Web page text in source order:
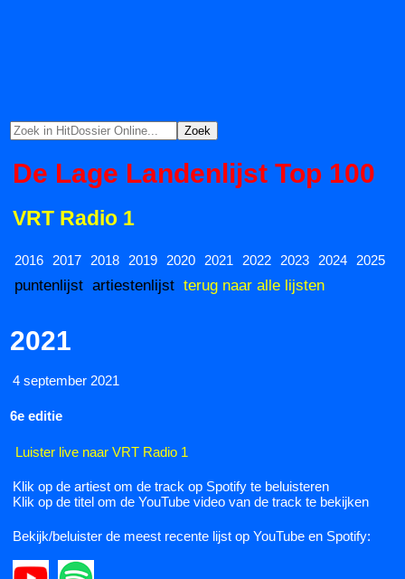
De Lage Landenlijst Top 100
VRT Radio 1
2016 2017 2018 2019 2020 2021 2022 2023 2024 2025
puntenlijst artiestenlijst terug naar alle lijsten
2021
4 september 2021
6e editie
Luister live naar VRT Radio 1
Klik op de artiest om de track op Spotify te beluisteren
Klik op de titel om de YouTube video van de track te bekijken
Bekijk/beluister de meest recente lijst op YouTube en Spotify: